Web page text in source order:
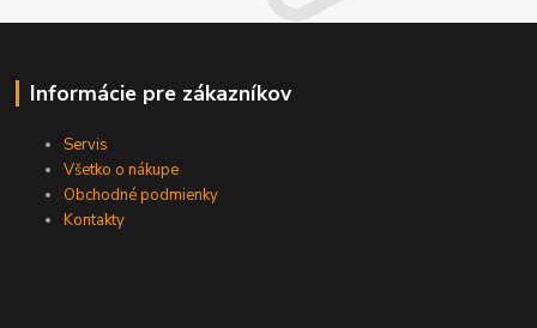
Informácie pre zákazníkov
Servis
Všetko o nákupe
Obchodné podmienky
Kontakty